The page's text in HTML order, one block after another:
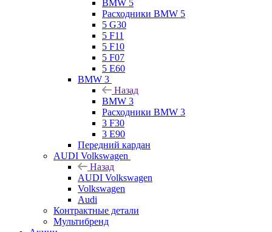
BMW 5
Расходники BMW 5
5 G30
5 F11
5 F10
5 F07
5 E60
BMW 3
Назад
BMW 3
Расходники BMW 3
3 F30
3 E90
Передний кардан
AUDI Volkswagen
Назад
AUDI Volkswagen
Volkswagen
Audi
Контрактные детали
Мультибренд